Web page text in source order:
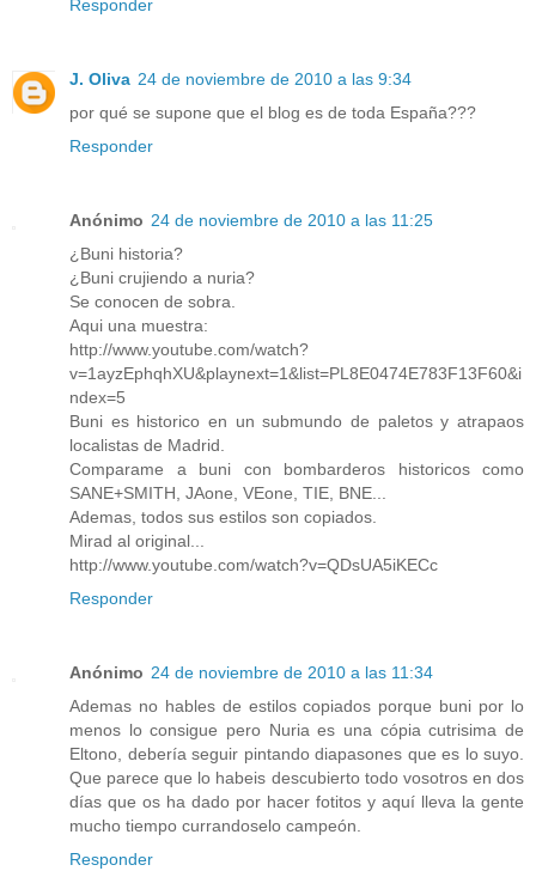
Responder
J. Oliva 24 de noviembre de 2010 a las 9:34
por qué se supone que el blog es de toda España???
Responder
Anónimo 24 de noviembre de 2010 a las 11:25
¿Buni historia?
¿Buni crujiendo a nuria?
Se conocen de sobra.
Aqui una muestra:
http://www.youtube.com/watch?
v=1ayzEphqhXU&playnext=1&list=PL8E0474E783F13F60&i
ndex=5
Buni es historico en un submundo de paletos y atrapaos
localistas de Madrid.
Comparame a buni con bombarderos historicos como
SANE+SMITH, JAone, VEone, TIE, BNE...
Ademas, todos sus estilos son copiados.
Mirad al original...
http://www.youtube.com/watch?v=QDsUA5iKECc
Responder
Anónimo 24 de noviembre de 2010 a las 11:34
Ademas no hables de estilos copiados porque buni por lo
menos lo consigue pero Nuria es una cópia cutrisima de
Eltono, debería seguir pintando diapasones que es lo suyo.
Que parece que lo habeis descubierto todo vosotros en dos
días que os ha dado por hacer fotitos y aquí lleva la gente
mucho tiempo currandoselo campeón.
Responder